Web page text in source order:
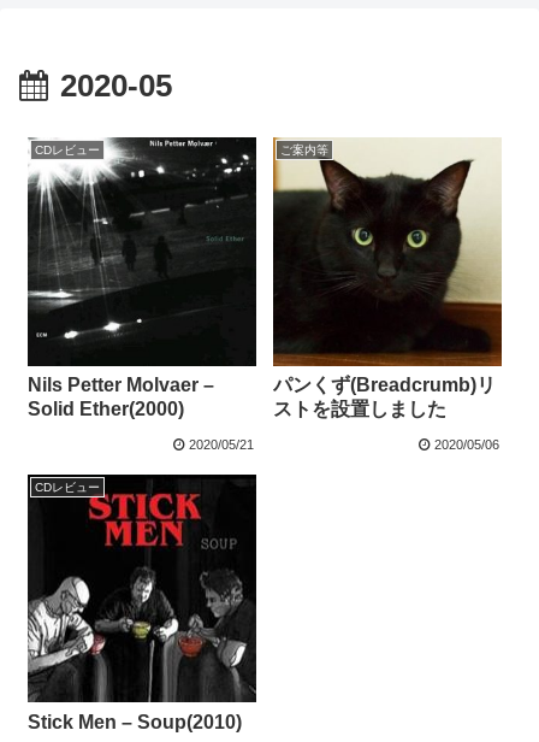
2020-05
CDレビュー
Nils Petter Molvaer –
Solid Ether(2000)
2020/05/21
ご案内等
パンくず(Breadcrumb)リ
ストを設置しました
2020/05/06
CDレビュー
Stick Men – Soup(2010)